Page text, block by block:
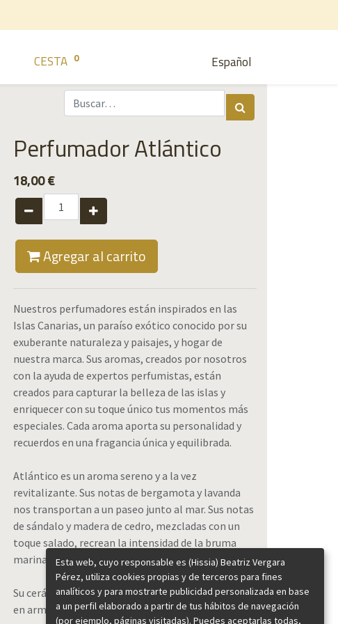
Español
CESTA 0
Perfumador Atlántico
18,00€
Agregar al carrito
Nuestros perfumadores están inspirados en las
Islas Canarias, un paraíso exótico conocido por su
exuberante naturaleza y paisajes, y hogar de
nuestra marca. Sus aromas, creados por nosotros
con la ayuda de expertos perfumistas, están
creados para capturar la belleza de las islas y
enriquecer con su toque único tus momentos más
especiales. Cada aroma aporta su personalidad y
recuerdos en una fragancia única y equilibrada.
Atlántico es un aroma sereno y a la vez
revitalizante. Sus notas de bergamota y lavanda
nos transportan a un paseo junto al mar. Sus notas
de sándalo y madera de cedro, mezcladas con un
toque salado, recrean la intensidad de la bruma
marina y la sensación de aire fresco y salado.
Su cerámica perfumada está diseñada para colgar
en armarios, pomos de puertas, baños, coches o
Esta web, cuyo responsable es (Hissia) Beatriz Vergara
Pérez, utiliza cookies propias y de terceros para fines
analíticos y para mostrarte publicidad personalizada en base
a un perfil elaborado a partir de tus hábitos de navegación
(por ejemplo, páginas visitadas). Puedes aceptarlas todas,